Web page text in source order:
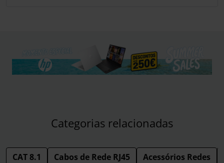
Categorias relacionadas
CAT 8.1 Cabos de Rede RJ45 Acessórios Redes